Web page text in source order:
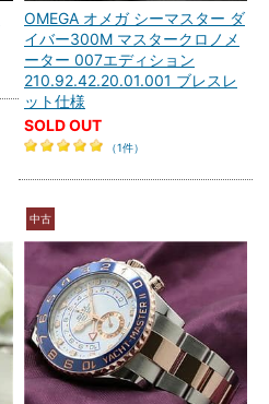
OMEGA オメガ シーマスター ダ
イバー300M マスタークロノメ
ーター 007エディション
210.92.42.20.01.001 ブレスレ
ット仕様
SOLD OUT
（1件）
中古